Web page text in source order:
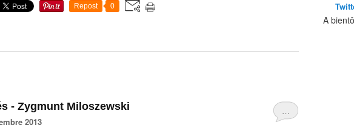
Repost 0
…
- Zygmunt Miloszewski
2013
A